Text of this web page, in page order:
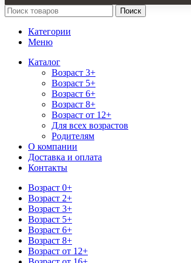
Поиск
Категории
Меню
Каталог
Возраст 3+
Возраст 5+
Возраст 6+
Возраст 8+
Возраст от 12+
Для всех возрастов
Родителям
О компании
Доставка и оплата
Контакты
Возраст 0+
Возраст 2+
Возраст 3+
Возраст 5+
Возраст 6+
Возраст 8+
Возраст от 12+